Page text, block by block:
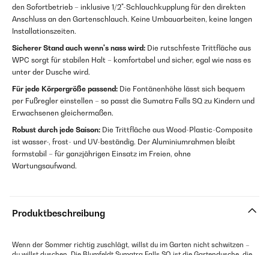
den Sofortbetrieb – inklusive 1/2"-Schlauchkupplung für den direkten
Anschluss an den Gartenschlauch. Keine Umbauarbeiten, keine langen
Installationszeiten.
Sicherer Stand auch wenn's nass wird: Die rutschfeste Trittfläche aus
WPC sorgt für stabilen Halt – komfortabel und sicher, egal wie nass es
unter der Dusche wird.
Für jede Körpergröße passend: Die Fontänenhöhe lässt sich bequem
per Fußregler einstellen – so passt die Sumatra Falls SQ zu Kindern und
Erwachsenen gleichermaßen.
Robust durch jede Saison: Die Trittfläche aus Wood-Plastic-Composite
ist wasser-, frost- und UV-beständig. Der Aluminiumrahmen bleibt
formstabil – für ganzjährigen Einsatz im Freien, ohne
Wartungsaufwand.
Produktbeschreibung
Wenn der Sommer richtig zuschlägt, willst du im Garten nicht schwitzen –